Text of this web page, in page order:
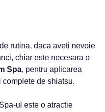
rutina, daca aveti nevoie
chiar este necesara o
Spa, pentru aplicarea
de shiatsu.
ul este o atractie